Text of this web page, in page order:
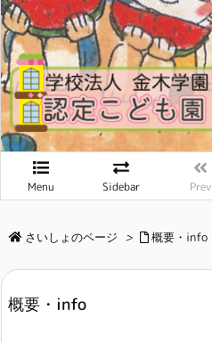
Menu Sidebar Prev
さいしょのページ > 概要・info
概要・info